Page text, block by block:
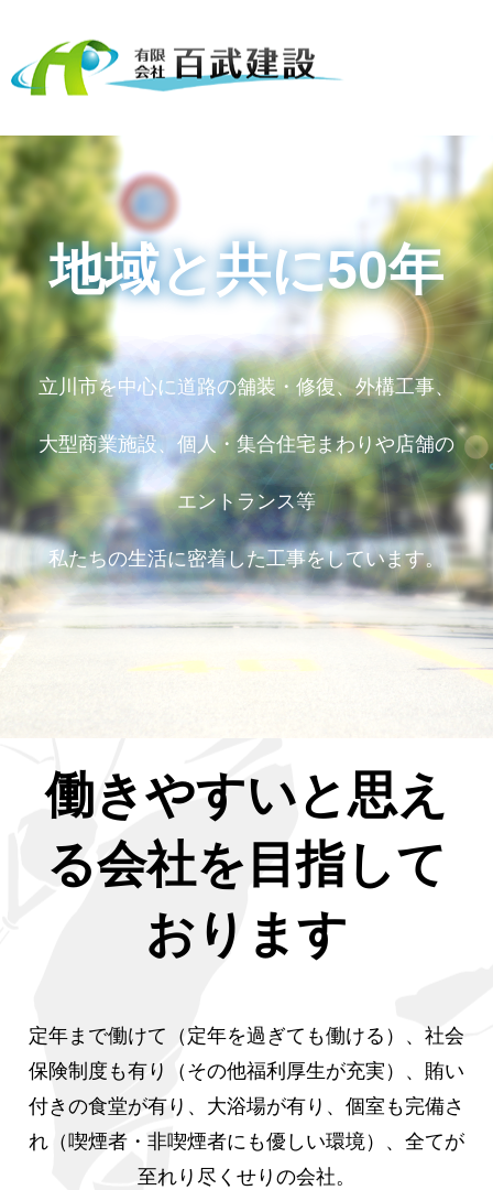
地域と共に50年
立川市を中心に道路の舗装・修復、外構工事、
大型商業施設、個人・集合住宅まわりや店舗の
エントランス等
私たちの生活に密着した工事をしています。
働きやすいと思え
る会社を目指して
おります
定年まで働けて（定年を過ぎても働ける）、社会
保険制度も有り（その他福利厚生が充実）、賄い
付きの食堂が有り、大浴場が有り、個室も完備さ
れ（喫煙者・非喫煙者にも優しい環境）、全てが
至れり尽くせりの会社。